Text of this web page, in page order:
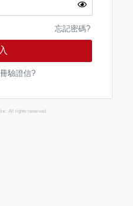
忘記密碼?
驗證信?
All rights reserved.